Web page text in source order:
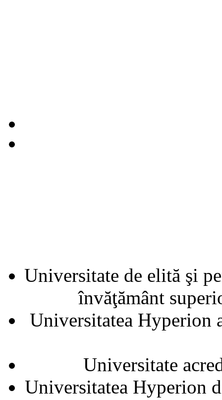
Universitate de elită şi
învăţământ
Universitatea Hyperion
Universitate
Universitatea Hyperion